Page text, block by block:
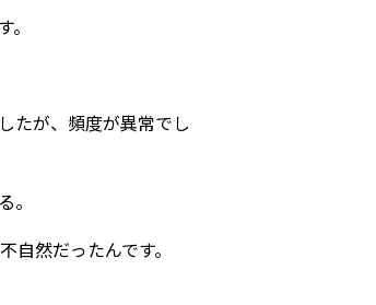
たが、頻度が異常でし
。
然だったんです。